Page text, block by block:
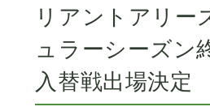
リアントアリ
ュラーシーズン
入替戦出場決定